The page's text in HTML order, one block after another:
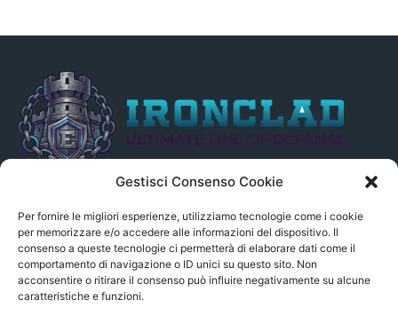
Gestisci Consenso Cookie
Per fornire le migliori esperienze, utilizziamo tecnologie come i cookie
per memorizzare e/o accedere alle informazioni del dispositivo. Il
consenso a queste tecnologie ci permetterà di elaborare dati come il
comportamento di navigazione o ID unici su questo sito. Non
acconsentire o ritirare il consenso può influire negativamente su alcune
caratteristiche e funzioni.
indirettamente, alle Fonti delle notizie segnalate né può essere
ritenuto responsabile ad alcun titolo dei loro contenuti. Si precisa
altresì che le notizie segnalate dall’aggregatore NON sono da
intendersi in alcun modo di proprietà del sito GenSys.it, ad
eccezione degli articoli e dei documenti pubblicati nel blog.